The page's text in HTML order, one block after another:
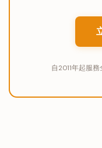
自2011年起服